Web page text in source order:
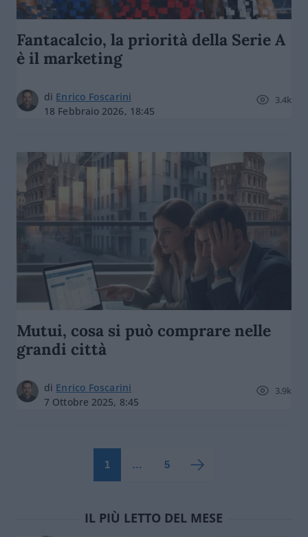
Fantacalcio, la priorità della Serie A
è il marketing
di Enrico Foscarini
18 Febbraio 2026, 18:45
3.4k
Mutui, cosa si può comprare nelle
grandi città
di Enrico Foscarini
7 Ottobre 2025, 8:45
3.9k
1 … 5
IL PIÙ LETTO DEL MESE